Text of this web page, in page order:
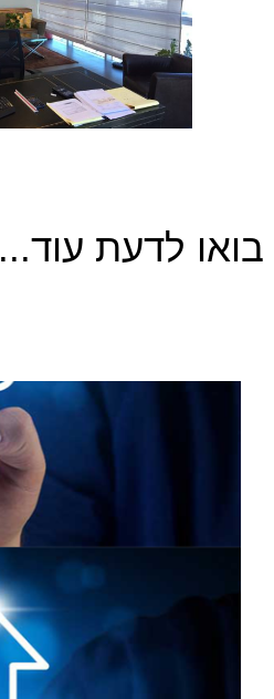
בואו לדעת עוד...